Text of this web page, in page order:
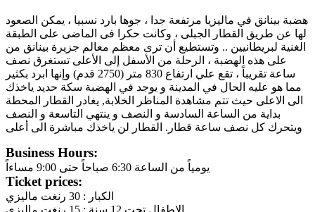
هضبة بينانق في ماليزيا مرتفعة جدا ، جوها بارد نسبيا ، يمكن الصعود
لها عن طريق القطار الجبلى ، وكانت حكرا فى الماضى على الطبقة
الغنية لبريطانيين .. وتستطيع أن ترى معظم معالم جزيرة بينانق من
على هذه الهضبة ، الرحلة من الأسفل إلى الأعلى تستغرق نصف
ساعة تقريباً ، تقع علي ارتفاع 830 متر (2750 قدم) وإنها ابرد بكثير
مما هو عليه الحال في المدينة و يوجد في الهضبة سكة حديد ياخذك
الى الاعلى حيث تتم مشاهدة المناظر الخلابة, يغادر القطار المحطة
بداية من الساعة السادسة و النصف و ينتهي التاسعة و النصف
ويتحرك كل نصف ساعة قطار. القطار لن ياخذك مباشرة الى أعلى
Business Hours:
يومياً من الساعة 6:30 صباحاً حتى 9:00 مساءاً
Ticket prices: